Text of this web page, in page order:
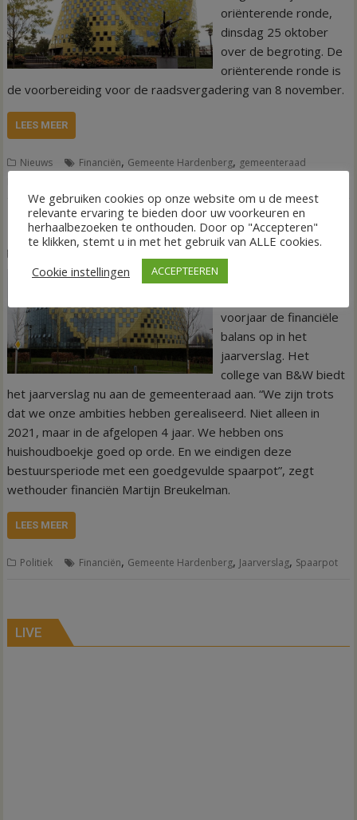
oriënterende ronde,
dinsdag 25 oktober
over de begroting. De
oriënterende ronde is
de voorbereiding voor de raadsvergadering van 8 november.
LEES MEER
Nieuws Financiën, Gemeente Hardenberg, gemeenteraad
Hardenberg staat er financieel goed voor
Tineke Eilander-van den Hof
voorjaar de financiële
balans op in het
jaarverslag. Het
college van B&W biedt
het jaarverslag nu aan de gemeenteraad aan. “We zijn trots
dat we onze ambities hebben gerealiseerd. Niet alleen in
2021, maar in de afgelopen 4 jaar. We hebben ons
huishoudboekje goed op orde. En we eindigen deze
bestuursperiode met een goedgevulde spaarpot”, zegt
wethouder financiën Martijn Breukelman.
LEES MEER
Politiek Financiën, Gemeente Hardenberg, Jaarverslag, Spaarpot
LIVE
We gebruiken cookies op onze website om u de meest
relevante ervaring te bieden door uw voorkeuren en
herhaalbezoeken te onthouden. Door op "Accepteren"
te klikken, stemt u in met het gebruik van ALLE cookies.
Cookie instellingen
ACCEPTEEREN